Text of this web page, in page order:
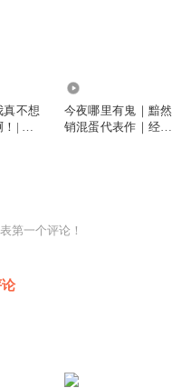
真不想
| 相
今夜哪里有鬼｜黯然
销混蛋代表作｜经典
第一个评论！